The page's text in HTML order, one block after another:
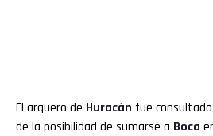
El arquero de Huracán fue
de la posibilidad de sumarse a Boca